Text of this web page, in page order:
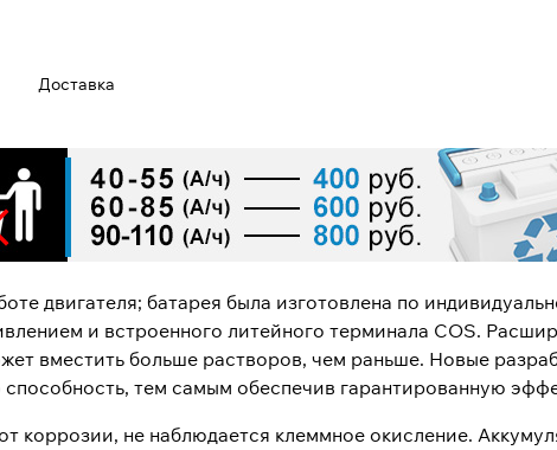
Доставка
двигателя; батарея была изготовлена ​​по
и встроенного литейного терминала COS.
вместить больше растворов, чем раньше. Новые
тем самым обеспечив гарантированную
коррозии, не наблюдается клеммное окисление.